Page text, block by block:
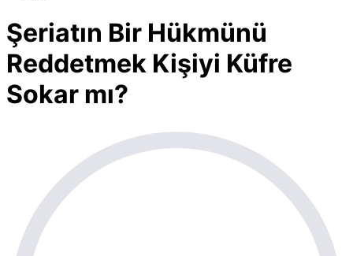
Şeriatın Bir Hükmünü
Reddetmek Kişiyi Küfre
Sokar mı?